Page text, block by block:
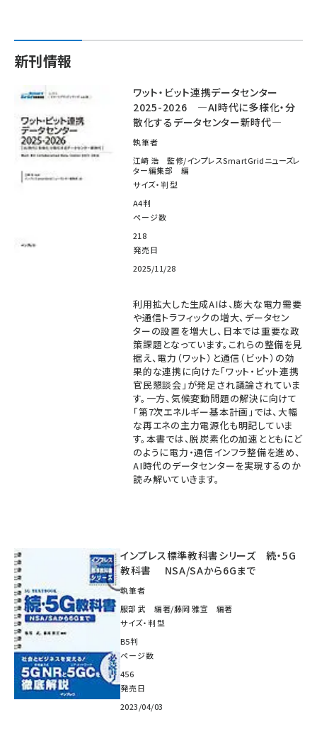
新刊情報
ワット・ビット連携データセンター
2025-2026 ―AI時代に多様化・分
散化するデータセンター新時代―
執筆者
江崎 浩 監修/インプレスSmartGridニューズレ
ター編集部 編
サイズ・判型
A4判
ページ数
218
発売日
2025/11/28
利用拡大した生成AIは、膨大な電力需要
や通信トラフィックの増大、データセン
ターの設置を増大し、日本では重要な政
策課題となっています。これらの整備を見
据え、電力（ワット）と通信（ビット）の効
果的な連携に向けた「ワット・ビット連携
官民懇談会」が発足され議論されていま
す。一方、気候変動問題の解決に向けて
「第7次エネルギー基本計画」では、大幅
な再エネの主力電源化も明記していま
す。本書では、脱炭素化の加速とともにど
のように電力・通信インフラ整備を進め、
AI時代のデータセンターを実現するのか
読み解いていきます。
インプレス標準教科書シリーズ 続・5G
教科書 NSA/SAから6Gまで
執筆者
服部 武 編著/藤岡 雅宣 編著
サイズ・判型
B5判
ページ数
456
発売日
2023/04/03